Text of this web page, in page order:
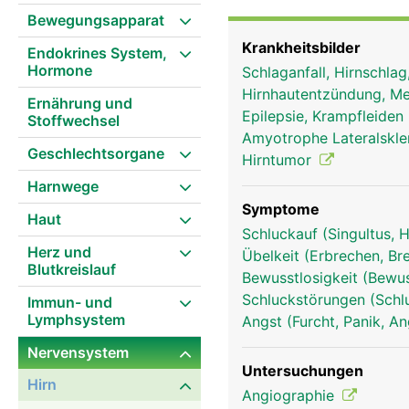
Bewegungsapparat
Endokrines System,
Hormone
Ernährung und
Stoffwechsel
Geschlechtsorgane
Harnwege
Haut
Herz und
Blutkreislauf
Immun- und
Lymphsystem
Nervensystem
Hirn
Lähmung auf der
(Lappen), die
Schläfenlappen, der
Bewegungen und
unbewussten
und unserer
verantwortlich. Das
Tier unterscheidet.
Krankheitsbilder
Schlaganfall,
Hirnhautentzündung,
Epilepsie, Krampfleiden
Amyotrophe
Hirntumor
Symptome
Schluckauf (Singultus,
Übelkeit (Erbrechen,
Bewusstlosigkeit
Schluckstörungen
Angst (Furcht, Panik,
Untersuchungen
Angiographie